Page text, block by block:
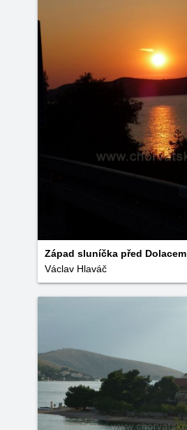
Západ sluníčka před Dolacem
Václav Hlaváč